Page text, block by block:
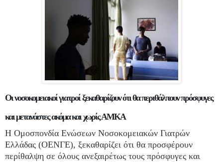
Οι νοσοκομειακοί γιατροί ξεκαθαρίζουν ότι θα περιθάλπουν πρόσφυγες
και μετανάστες ακόμα και χωρίς ΑΜΚΑ
Η Ομοσπονδία Ενώσεων Νοσοκομειακών Γιατρών
Ελλάδας (ΟΕΝΓΕ), ξεκαθαρίζει ότι θα προσφέρουν
περίθαλψη σε όλους ανεξαιρέτως τους πρόσφυγες και